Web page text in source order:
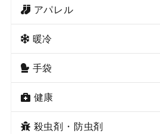
アパレル
暖冷
手袋
健康
殺虫剤・防虫剤